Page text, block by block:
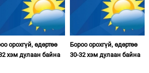
орохгүй, өдөртөө
хэм дулаан байна
Бороо орохгүй, өдөртөө
30-32 хэм дулаан байна